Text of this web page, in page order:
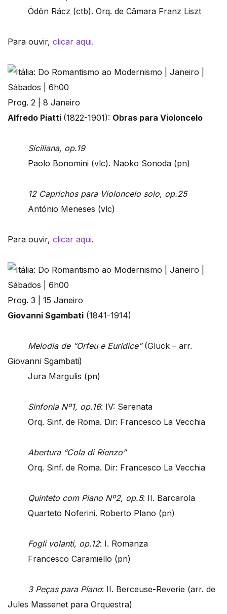
Ödön Rácz (ctb). Orq. de Câmara Franz Liszt
Para ouvir, clicar aqui.
Prog. 2 | 8 Janeiro
Alfredo Piatti (1822-1901): Obras para Violoncelo
Siciliana, op.19
Paolo Bonomini (vlc). Naoko Sonoda (pn)
12 Caprichos para Violoncelo solo, op.25
António Meneses (vlc)
Para ouvir, clicar aqui.
Prog. 3 | 15 Janeiro
Giovanni Sgambati (1841-1914)
Melodia de “Orfeu e Eurídice”(Gluck – arr.
Giovanni Sgambati)
Jura Margulis (pn)
Sinfonia Nº1, op.16: IV: Serenata
Orq. Sinf. de Roma. Dir: Francesco La Vecchia
Abertura “Cola di Rienzo”
Orq. Sinf. de Roma. Dir: Francesco La Vecchia
Quinteto com Piano Nº2, op.5: II. Barcarola
Quarteto Noferini. Roberto Plano (pn)
Fogli volanti, op.12: I. Romanza
Francesco Caramiello (pn)
3 Peças para Piano: II. Berceuse-Reverie (arr. de
Jules Massenet para Orquestra)